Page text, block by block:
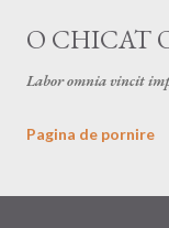
O CHICAT
Labor omnia vincit
Pagina de pornire